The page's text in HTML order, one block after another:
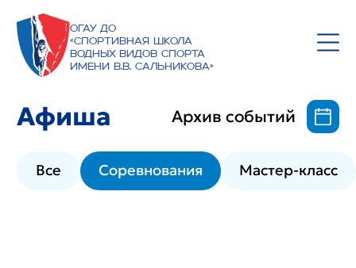
ОГАУ ДО
«Спортивная школа
водных видов спорта
имени В.В. Сальникова»
Афиша Архив событий
Все Соревнования Мастер-класс